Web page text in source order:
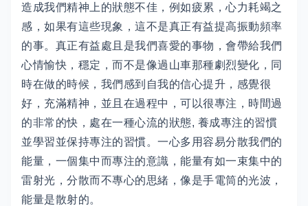
造成我們精神上的狀態不佳，例如疲累，心力耗竭之
感，如果有這些現象，這不是真正有益提高振動頻率
的事。真正有益處且是我們喜愛的事物，會帶給我們
心情愉快，穩定，而不是像過山車那種劇烈變化，同
時在做的時候，我們感到自我的信心提升，感覺很
好，充滿精神，並且在過程中，可以很專注，時間過
的非常的快，處在一種心流的狀態, 養成專注的習慣
並學習並保持專注的習慣。一心多用容易分散我們的
能量，一個集中而專注的意識，能量有如一束集中的
雷射光，分散而不專心的思緒，像是手電筒的光波，
能量是散射的。